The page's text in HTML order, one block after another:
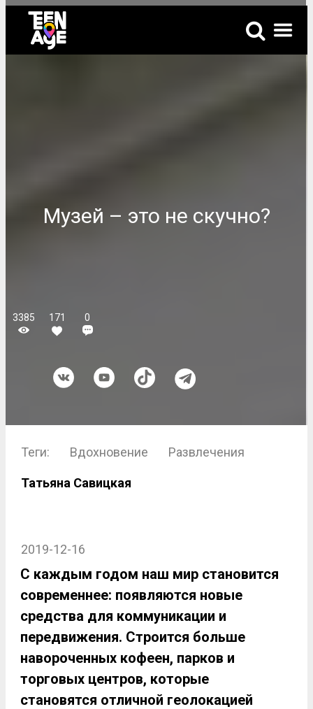
Музей – это не скучно?
3385 171 0
Теги: Вдохновение Развлечения
Татьяна Савицкая
2019-12-16
С каждым годом наш мир становится
современнее: появляются новые
средства для коммуникации и
передвижения. Строится больше
навороченных кофеен, парков и
торговых центров, которые
становятся отличной геолокацией